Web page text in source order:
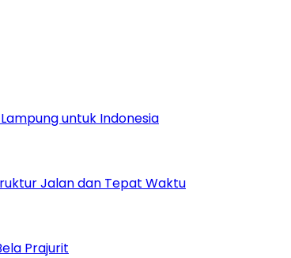
untuk Indonesia
Jalan dan Tepat Waktu
Prajurit